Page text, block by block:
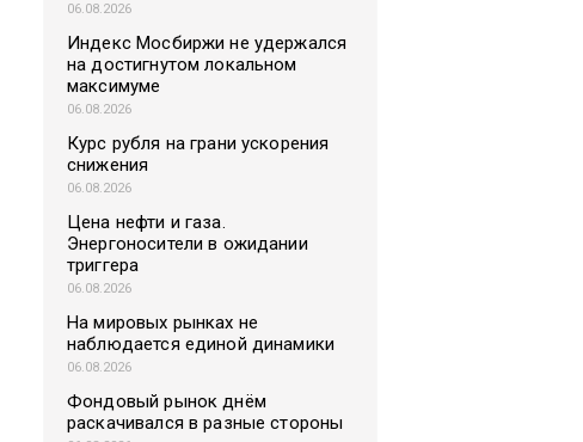
06.08.2026
Индекс Мосбиржи не удержался
на достигнутом локальном
максимуме
06.08.2026
Курс рубля на грани ускорения
снижения
06.08.2026
Цена нефти и газа.
Энергоносители в ожидании
триггера
06.08.2026
На мировых рынках не
наблюдается единой динамики
06.08.2026
Фондовый рынок днём
раскачивался в разные стороны